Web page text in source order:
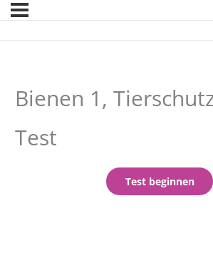
Bienen 1,
Test